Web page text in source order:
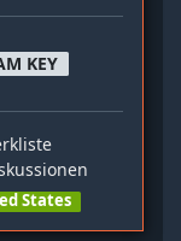
KEY
States